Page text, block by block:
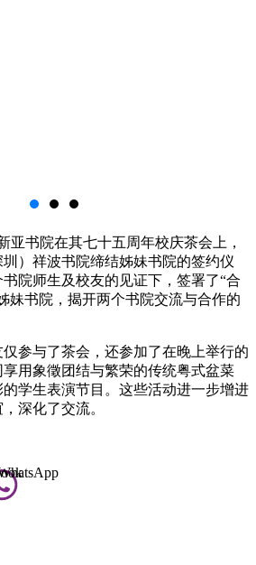
亚书院在其七十五周年校庆茶会上，
）祥波书院缔结姊妹书院的签约仪
院师生及校友的见证下，签署了“合
妹书院，揭开两个书院交流与合作的
参与了茶会，还参加了在晚上举行的
用象徵团结与繁荣的传统粤式盆菜
学生表演节目。这些活动进一步增进
深化了交流。